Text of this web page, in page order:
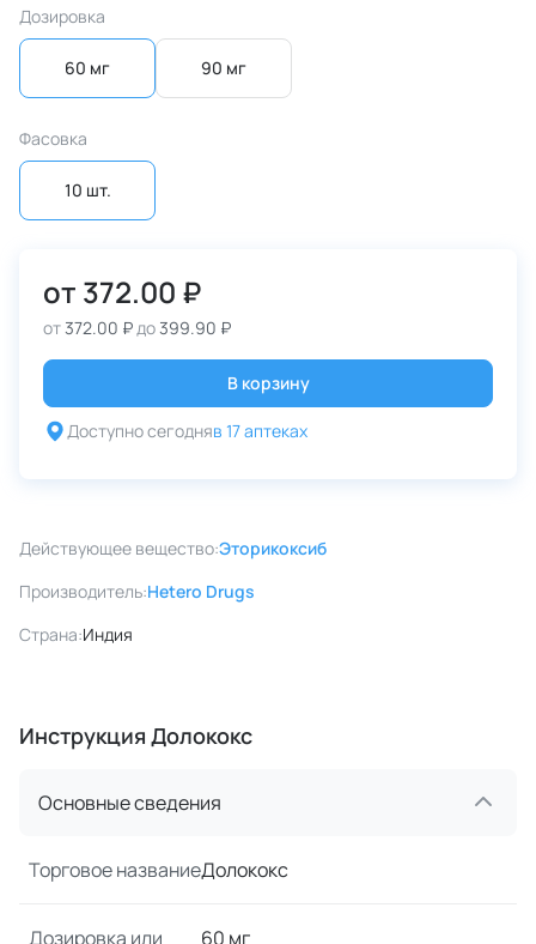
Дозировка
60 мг 90 мг
Фасовка
10 шт.
от 372.00 ₽
от372.00 ₽до399.90 ₽
В корзину
Доступно сегодняв 17 аптеках
Действующее вещество:Эторикоксиб
Производитель:Hetero Drugs
Страна:Индия
Инструкция Долококс
Основные сведения
Торговое названиеДолококс
Дозировка или
60 мг